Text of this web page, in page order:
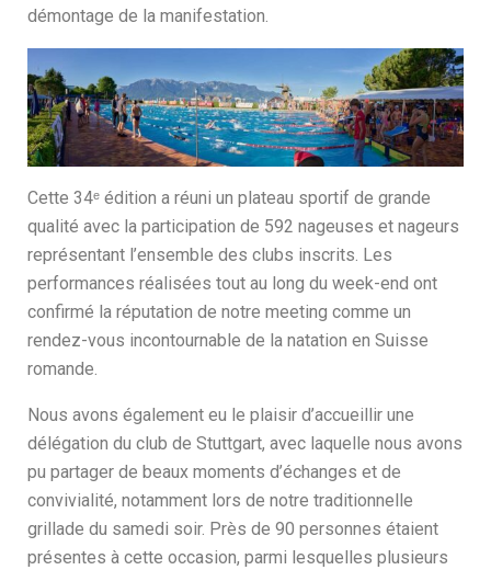
démontage de la manifestation.
Cette 34ᵉ édition a réuni un plateau sportif de grande
qualité avec la participation de 592 nageuses et nageurs
représentant l’ensemble des clubs inscrits. Les
performances réalisées tout au long du week-end ont
confirmé la réputation de notre meeting comme un
rendez-vous incontournable de la natation en Suisse
romande.
Nous avons également eu le plaisir d’accueillir une
délégation du club de Stuttgart, avec laquelle nous avons
pu partager de beaux moments d’échanges et de
convivialité, notamment lors de notre traditionnelle
grillade du samedi soir. Près de 90 personnes étaient
présentes à cette occasion, parmi lesquelles plusieurs